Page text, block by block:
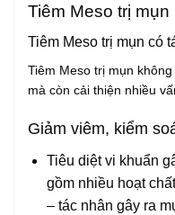
Tiêm Meso trị mụn
Tiêm Meso trị mụn có
Tiêm Meso trị mụn
mà còn cải thiện nhiều
Giảm viêm, kiểm
Tiêu diệt vi khuẩn
gồm nhiều hoạt
– tác nhân gây ra